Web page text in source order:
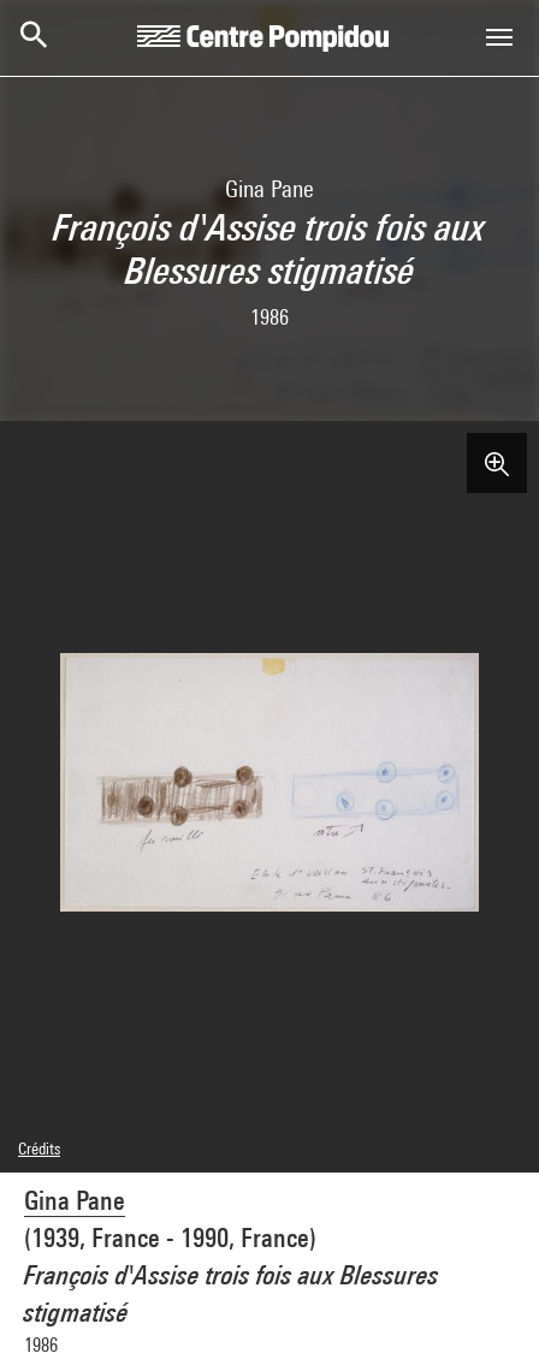
Gina Pane
François d'Assise trois fois aux
Blessures stigmatisé
1986
Gina Pane
(1939, France - 1990, France)
François d'Assise trois fois aux Blessures
stigmatisé
1986
Crédits
© Adagp, Paris
Crédit photographique : Centre Pompidou, MNAM-CCI/Philippe Migeat/Dist.
GrandPalaisRmn
Réf. image : 4R00494 [2000 CX 0291]